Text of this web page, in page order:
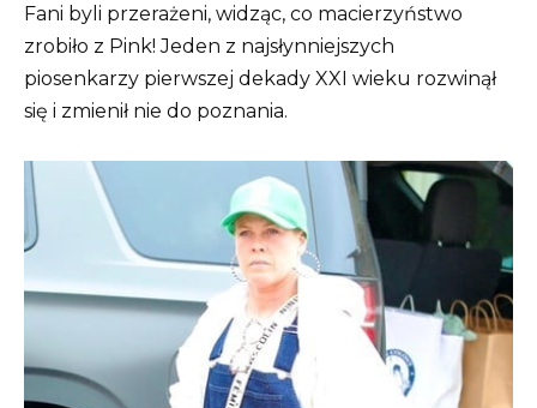
Fani byli przerażeni, widząc, co macierzyństwo
zrobiło z Pink! Jeden z najsłynniejszych
piosenkarzy pierwszej dekady XXI wieku rozwinął
się i zmienił nie do poznania.